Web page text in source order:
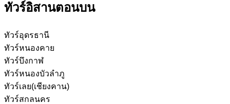
ทัวร์อิสานตอนบน
ทัวร์อุดรธานี
ทัวร์หนองคาย
ทัวร์บึงกาฬ
ทัวร์หนองบัวลำภู
ทัวร์เลย(เชียงคาน)
ทัวร์สกลนคร